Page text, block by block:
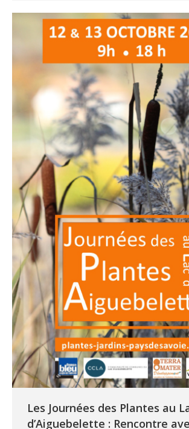
Les Journées des Plantes au
d’Aiguebelette : Rencontre